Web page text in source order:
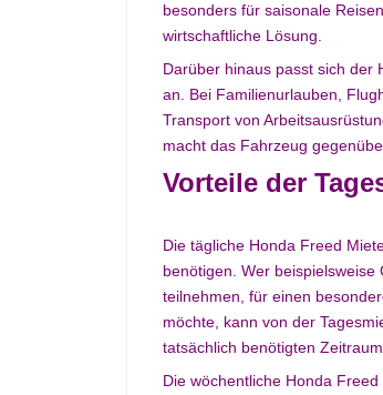
besonders für saisonale
wirtschaftliche Lösung.
Darüber hinaus passt sich der
an. Bei Familienurlauben,
Transport von
macht das Fahrzeug
Vorteile der
Die tägliche Honda Freed
benötigen. Wer
teilnehmen, für einen
möchte, kann von der
tatsächlich benötigten
Die wöchentliche Honda